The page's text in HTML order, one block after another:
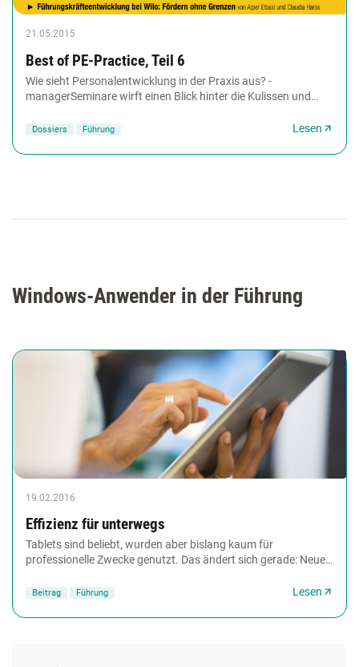
21.05.2015
Best of PE-Practice, Teil 6
Wie sieht Personalentwicklung in der Praxis aus? -
managerSeminare wirft einen Blick hinter die Kulissen und
Dossiers Führung Lesen
Windows-Anwender in der Führung
19.02.2016
Effizienz für unterwegs
Tablets sind beliebt, wurden aber bislang kaum für
professionelle Zwecke genutzt. Das ändert sich gerade: Neue,
Beitrag Führung Lesen